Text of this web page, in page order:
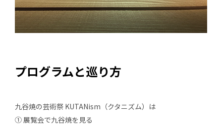
プログラムと巡り方
九谷焼の芸術祭 KUTANism（クタニズム）は
① 展覧会で九谷焼を見る